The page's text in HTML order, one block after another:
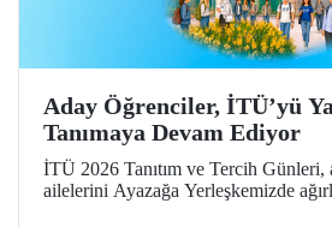
Aday Öğrenciler, İTÜ’yü
Tanımaya Devam Ediyor
İTÜ 2026 Tanıtım ve Tercih
ailelerini Ayazağa Yerleşkemizde